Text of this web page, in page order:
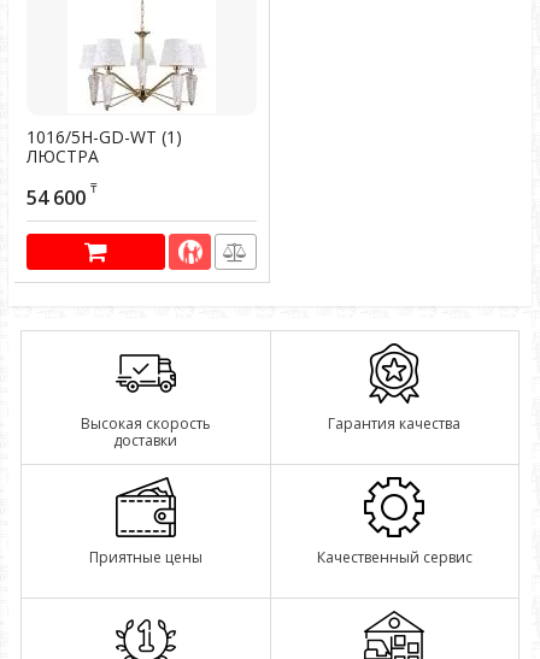
1016/5H-GD-WT (1)
ЛЮСТРА
500023
54 600 ₸
Высокая скорость
доставки
Гарантия качества
Приятные цены Качественный сервис